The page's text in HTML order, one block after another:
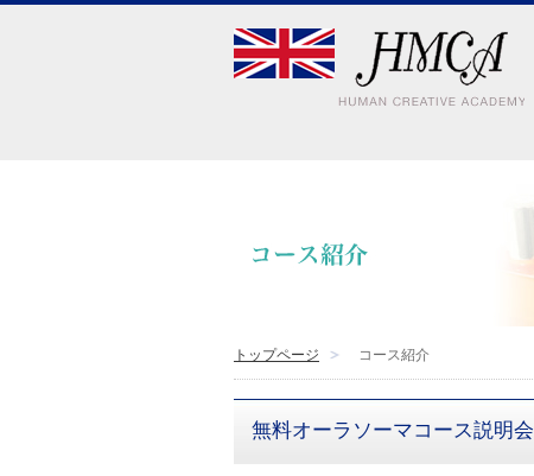
トップページ コース紹介
無料オーラソーマコース説明会